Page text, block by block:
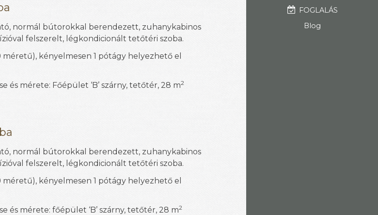
FOGLALÁS
Blog
normál bútorokkal berendezett, zuhanykabinos
felszerelt, légkondicionált tetőtéri szoba.
méretű), kényelmesen 1 pótágy helyezhető el
és mérete: Főépület ‘B’ szárny, tetőtér, 28 m2
normál bútorokkal berendezett, zuhanykabinos
felszerelt, légkondicionált tetőtéri szoba.
méretű), kényelmesen 1 pótágy helyezhető el
és mérete: főépület ‘B’ szárny, tetőtér, 28 m2